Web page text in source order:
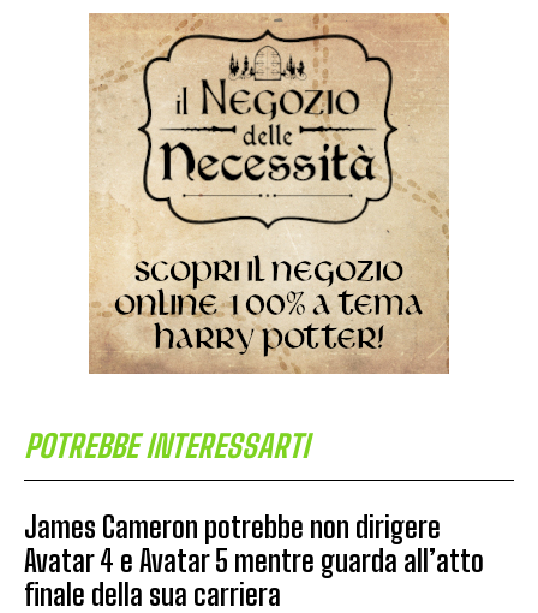
POTREBBE INTERESSARTI
James Cameron potrebbe non dirigere
Avatar 4 e Avatar 5 mentre guarda all’atto
finale della sua carriera